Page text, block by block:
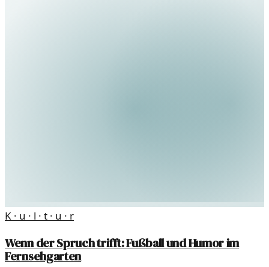
K · u · l · t · u · r
Wenn der Spruch trifft: Fußball und Humor im
Fernsehgarten